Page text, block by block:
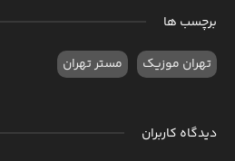
برچسب ها
تهران موزیک مستر تهران
دیدگاه کاربران